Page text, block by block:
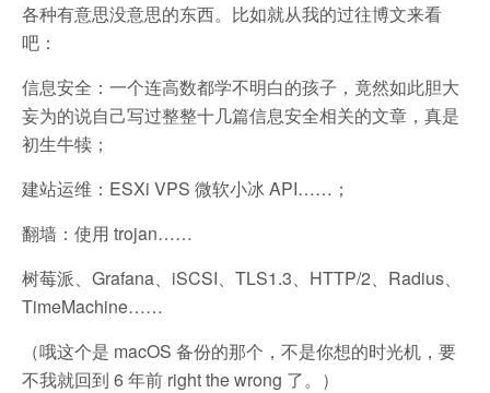
各种有意思没意思的东西。比如就从我的过往博文来看
吧：
信息安全：一个连高数都学不明白的孩子，竟然如此胆大
妄为的说自己写过整整十几篇信息安全相关的文章，真是
初生牛犊；
建站运维：ESXi VPS 微软小冰 API……；
翻墙：使用 trojan……
树莓派、Grafana、iSCSI、TLS1.3、HTTP/2、Radius、
TimeMachine……
（哦这个是 macOS 备份的那个，不是你想的时光机，要
不我就回到 6 年前 right the wrong 了。）